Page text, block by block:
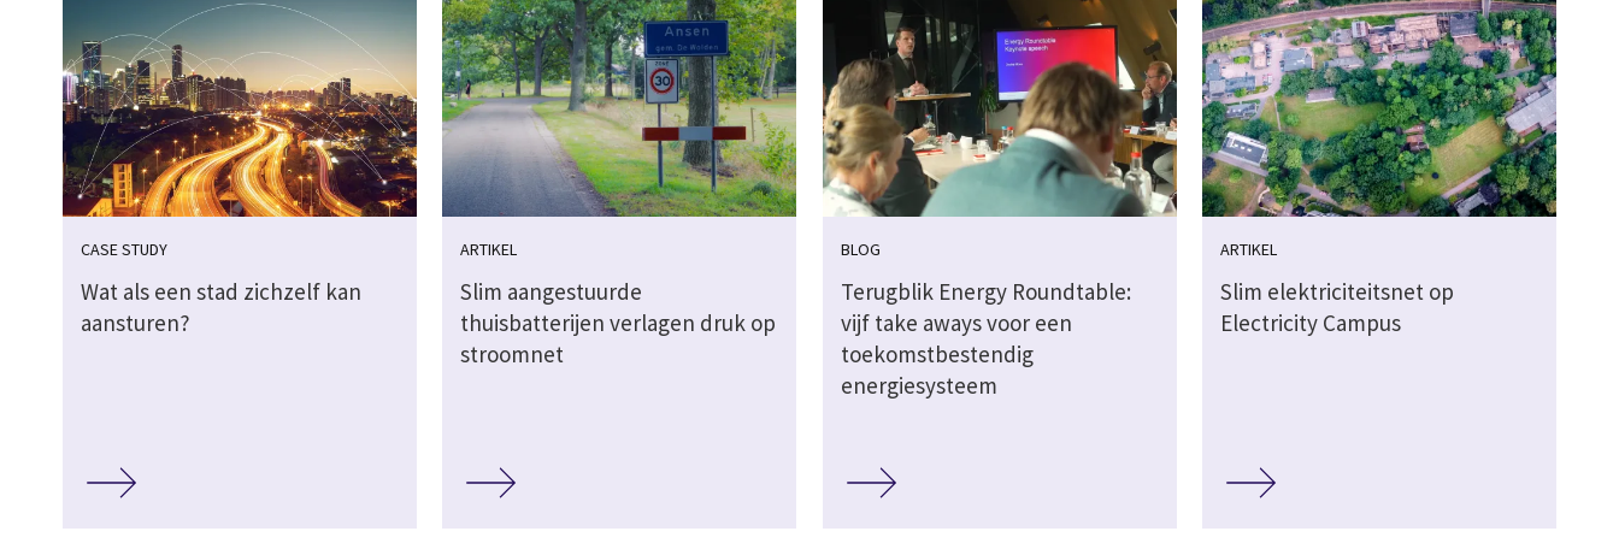
CASE STUDY
Wat als een stad zichzelf kan
aansturen?
ARTIKEL
Slim aangestuurde
thuisbatterijen verlagen druk op
stroomnet
BLOG
Terugblik Energy Roundtable:
vijf take aways voor een
toekomstbestendig
energiesysteem
ARTIKEL
Slim elektriciteitsnet op
Electricity Campus